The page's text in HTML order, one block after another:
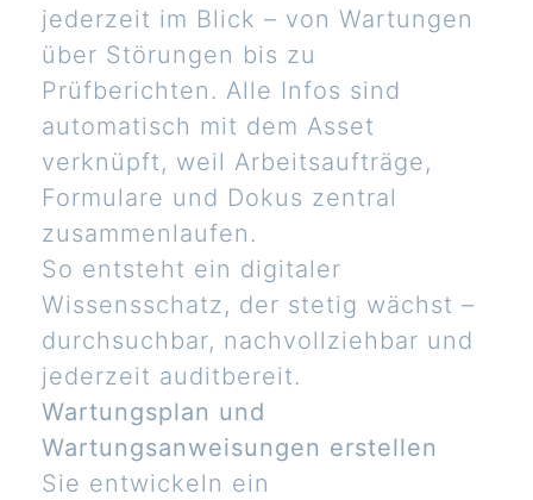
jederzeit im Blick – von Wartungen
über Störungen bis zu
Prüfberichten. Alle Infos sind
automatisch mit dem Asset
verknüpft, weil Arbeitsaufträge,
Formulare und Dokus zentral
zusammenlaufen.
So entsteht ein digitaler
Wissensschatz, der stetig wächst –
durchsuchbar, nachvollziehbar und
jederzeit auditbereit.
Wartungsplan und
Wartungsanweisungen erstellen
Sie entwickeln ein